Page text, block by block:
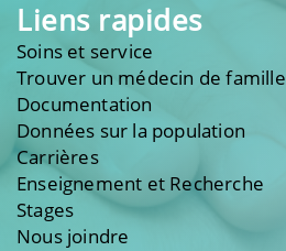
Liens rapides
Soins et service
Trouver un médecin de famille
Documentation
Données sur la population
Carrières
Enseignement et Recherche
Stages
Nous joindre